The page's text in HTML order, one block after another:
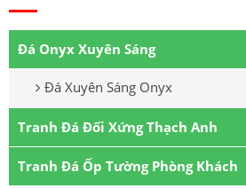
Đá Onyx Xuyên Sáng
Đá Xuyên Sáng Onyx
Tranh Đá Đối Xứng Thạch Anh
Tranh Đá Ốp Tường Phòng Khách